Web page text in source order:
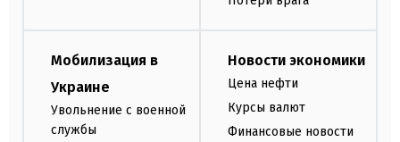
Мобилизация в
Украине
Увольнение с военной
службы
Новости экономики
Цена нефти
Курсы валют
Финансовые новости